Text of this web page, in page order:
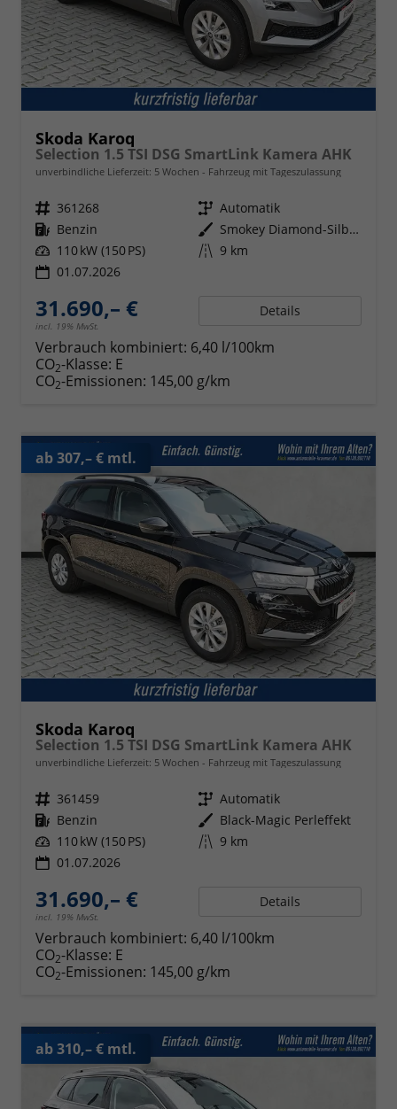
Skoda Karoq
Selection 1.5 TSI DSG SmartLink Kamera AHK
unverbindliche Lieferzeit: 5 Wochen Fahrzeug mit Tageszulassung
Fahrzeugnr. 361268 Getriebe Automatik
Kraftstoff Benzin Außenfarbe
Smokey Diamond-Silber Metallic
Leistung 110 kW (150 PS) Kilometerstand 9 km
01.07.2026
31.690,– €
incl. 19% MwSt.
Details
Verbrauch kombiniert: 6,40 l/100km
CO2-Klasse: E
CO2-Emissionen: 145,00 g/km
ab 307,– € mtl.
Skoda Karoq
Selection 1.5 TSI DSG SmartLink Kamera AHK
unverbindliche Lieferzeit: 5 Wochen Fahrzeug mit Tageszulassung
Fahrzeugnr. 361459 Getriebe Automatik
Kraftstoff Benzin Außenfarbe Black-Magic Perleffekt
Leistung 110 kW (150 PS) Kilometerstand 9 km
01.07.2026
31.690,– €
incl. 19% MwSt.
Details
Verbrauch kombiniert: 6,40 l/100km
CO2-Klasse: E
CO2-Emissionen: 145,00 g/km
ab 310,– € mtl.